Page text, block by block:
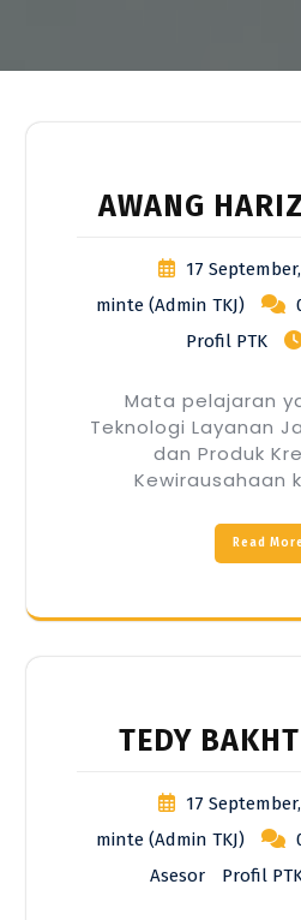
AWANG
17
minte (Admin TKJ)
Profil PTK
Mata pelajaran yang diampu
Teknologi Layanan
dan Produk
Kewirausahaan
Read
TEDY
17
minte (Admin TKJ)
Asesor
Profil